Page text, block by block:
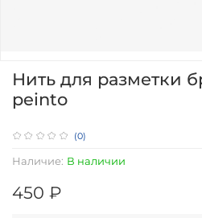
(0)
Наличие: В наличии
Нить для разметки
peinto
450 ₽